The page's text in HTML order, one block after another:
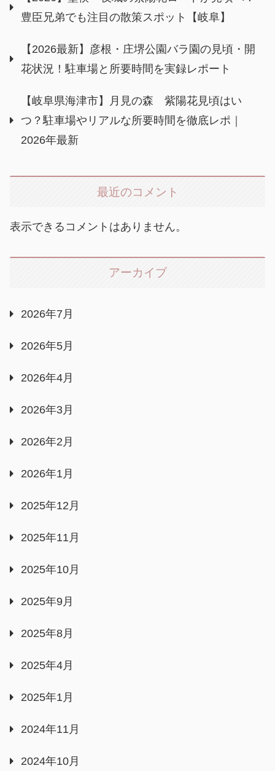
豊臣兄弟でも注目の散策スポット【岐阜】
【2026最新】彦根・庄堺公園バラ園の見頃・開
花状況！駐車場と所要時間を実録レポート
【岐阜県海津市】月見の森 紫陽花見頃はい
つ？駐車場やリアルな所要時間を徹底レポ｜
2026年最新
最近のコメント
表示できるコメントはありません。
アーカイブ
2026年7月
2026年5月
2026年4月
2026年3月
2026年2月
2026年1月
2025年12月
2025年11月
2025年10月
2025年9月
2025年8月
2025年4月
2025年1月
2024年11月
2024年10月